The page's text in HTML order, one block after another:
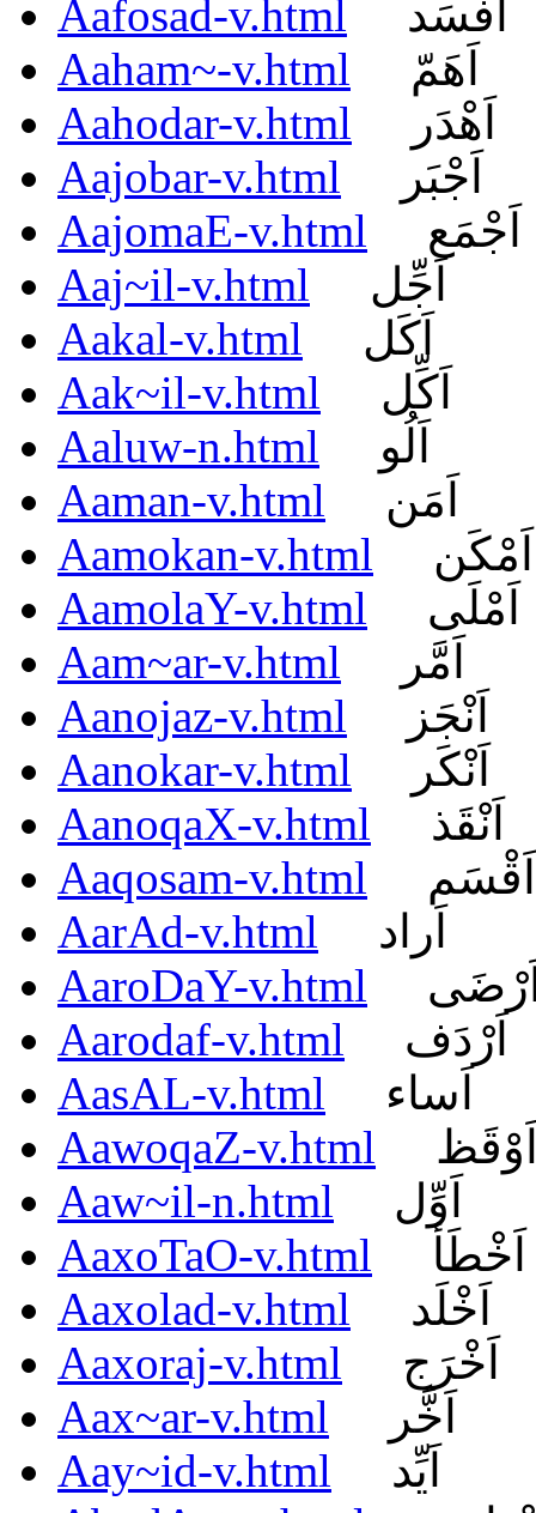
Aafosad-v.html
اَفْسَد
Aaham~-v.html
اَهَمّ
Aahodar-v.html
اَهْدَر
Aajobar-v.html
اَجْبَر
AajomaE-v.html
اَجْمَع
Aaj~il-v.html
اَجِّل
Aakal-v.html
اَكَل
Aak~il-v.html
اَكِّل
Aaluw-n.html
اَلُو
Aaman-v.html
اَمَن
Aamokan-v.html
اَمْكَن
AamolaY-v.html
اَمْلَى
Aam~ar-v.html
اَمَّر
Aanojaz-v.html
اَنْجَز
Aanokar-v.html
اَنْكَر
AanoqaX-v.html
اَنْقَذ
Aaqosam-v.html
اَقْسَم
AarAd-v.html
اَراد
AaroDaY-v.html
Aarodaf-v.html
اَرْدَف
AasAL-v.html
اَساء
AawoqaZ-v.html
Aaw~il-n.html
اَوِّل
AaxoTaO-v.html
اَخْطَأ
Aaxolad-v.html
اَخْلَد
Aaxoraj-v.html
اَخْرَج
Aax~ar-v.html
اَخَّر
Aay~id-v.html
اَيِّد